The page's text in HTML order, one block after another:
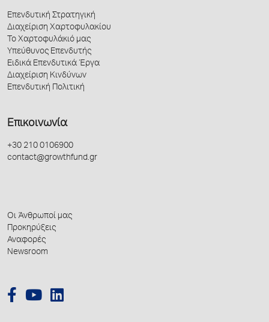
Επενδυτική Στρατηγική
Διαχείριση Χαρτοφυλακίου
Το Χαρτοφυλάκιό μας
Υπεύθυνος Επενδυτής
Ειδικά Επενδυτικά Έργα
Διαχείριση Κινδύνων
Επενδυτική Πολιτική
Επικοινωνία
+30 210 0106900
contact@growthfund.gr
Οι Άνθρωποί μας
Προκηρύξεις
Αναφορές
Newsroom